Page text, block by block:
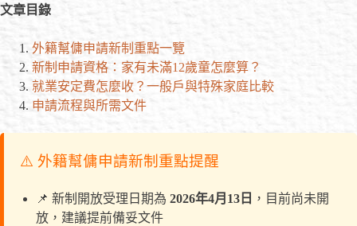
文章目錄
外籍幫傭申請新制重點一覽
新制申請資格：家有未滿12歲童怎麼算？
就業安定費怎麼收？一般戶與特殊家庭比較
申請流程與所需文件
⚠️ 外籍幫傭申請新制重點提醒
📌 新制開放受理日期為 2026年4月13日 ，目前尚未開
放，建議提前備妥文件